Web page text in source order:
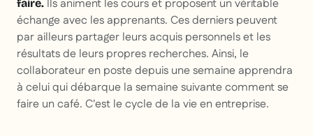
faire. Ils animent les cours et proposent un véritable
échange avec les apprenants. Ces derniers peuvent
par ailleurs partager leurs acquis personnels et les
résultats de leurs propres recherches. Ainsi, le
collaborateur en poste depuis une semaine apprendra
à celui qui débarque la semaine suivante comment se
faire un café. C'est le cycle de la vie en entreprise.